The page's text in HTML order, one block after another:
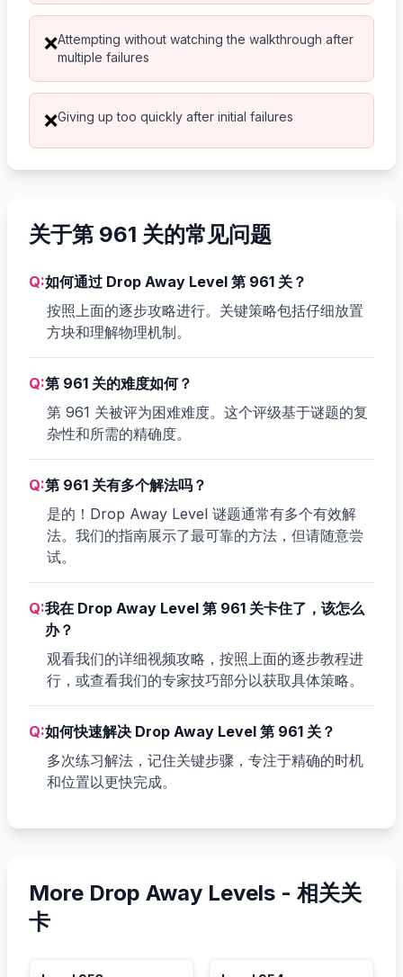
❌Attempting without watching the walkthrough after
multiple failures
❌Giving up too quickly after initial failures
关于第 961 关的常见问题
Q:如何通过 Drop Away Level 第 961 关？
按照上面的逐步攻略进行。关键策略包括仔细放置
方块和理解物理机制。
Q:第 961 关的难度如何？
第 961 关被评为困难难度。这个评级基于谜题的复
杂性和所需的精确度。
Q:第 961 关有多个解法吗？
是的！Drop Away Level 谜题通常有多个有效解
法。我们的指南展示了最可靠的方法，但请随意尝
试。
Q:我在 Drop Away Level 第 961 关卡住了，该怎么
办？
观看我们的详细视频攻略，按照上面的逐步教程进
行，或查看我们的专家技巧部分以获取具体策略。
Q:如何快速解决 Drop Away Level 第 961 关？
多次练习解法，记住关键步骤，专注于精确的时机
和位置以更快完成。
More Drop Away Levels - 相关关
卡